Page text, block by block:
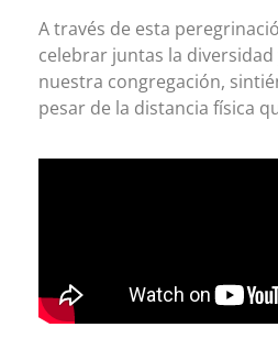
A través de esta
celebrar juntas la diversidad
nuestra congregación,
pesar de la distancia física